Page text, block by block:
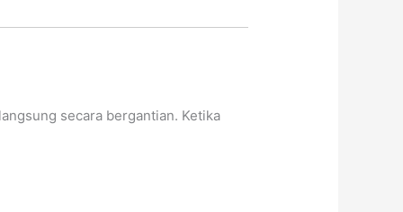
secara bergantian. Ketika